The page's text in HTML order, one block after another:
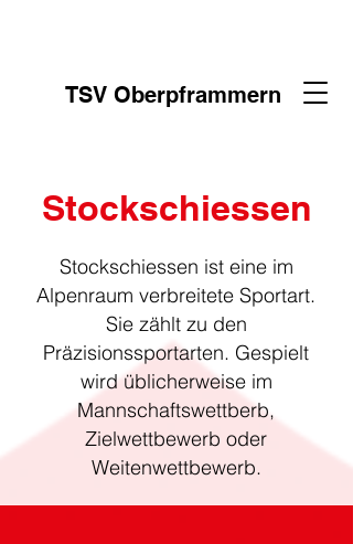
TSV Oberpframmern
Stockschiessen
Stockschiessen ist eine im
Alpenraum verbreitete Sportart.
Sie zählt zu den
Präzisionssportarten. Gespielt
wird üblicherweise im
Mannschaftswettberb,
Zielwettbewerb oder
Weitenwettbewerb.